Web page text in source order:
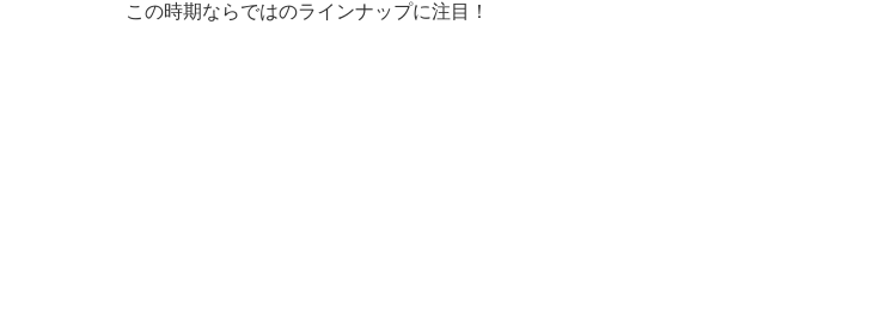
この時期ならではのラインナップに注目！